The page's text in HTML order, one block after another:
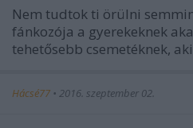
Nem tudtok ti örülni
fánkozója a gyerekeknek
tehetősebb csemetéknek,
Hácsé77 • 2016. szeptember 02.